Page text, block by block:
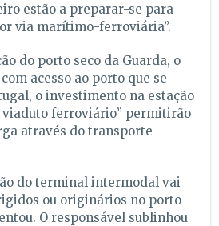
estão a preparar-se para
via marítimo-ferroviária”.
do porto seco da Guarda, o
acesso ao porto que se
o investimento na estação
viaduto ferroviário” permitirão
através do transporte
do terminal intermodal vai
ou originários no porto
O responsável sublinhou